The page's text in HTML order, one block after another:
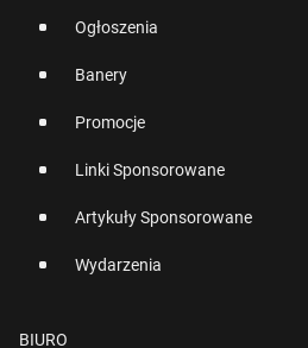
Ogłoszenia
Banery
Promocje
Linki Sponsorowane
Artykuły Sponsorowane
Wydarzenia
BIURO